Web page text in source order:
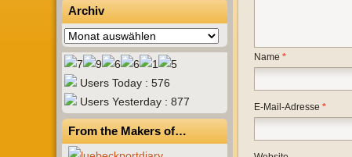
Archiv
Archiv
Users Today : 576
Users Yesterday : 877
From the Makers of…
Name *
E-Mail-Adresse *